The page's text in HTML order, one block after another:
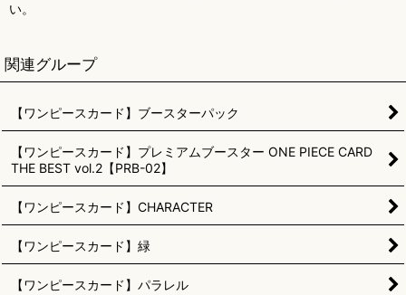
い。
関連グループ
【ワンピースカード】ブースターパック
【ワンピースカード】プレミアムブースター ONE PIECE CARD
THE BEST vol.2【PRB-02】
【ワンピースカード】CHARACTER
【ワンピースカード】緑
【ワンピースカード】パラレル